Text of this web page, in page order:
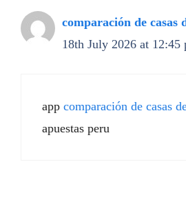
comparación de casas
18th July 2026 at 12:45
app comparación de casas
apuestas peru